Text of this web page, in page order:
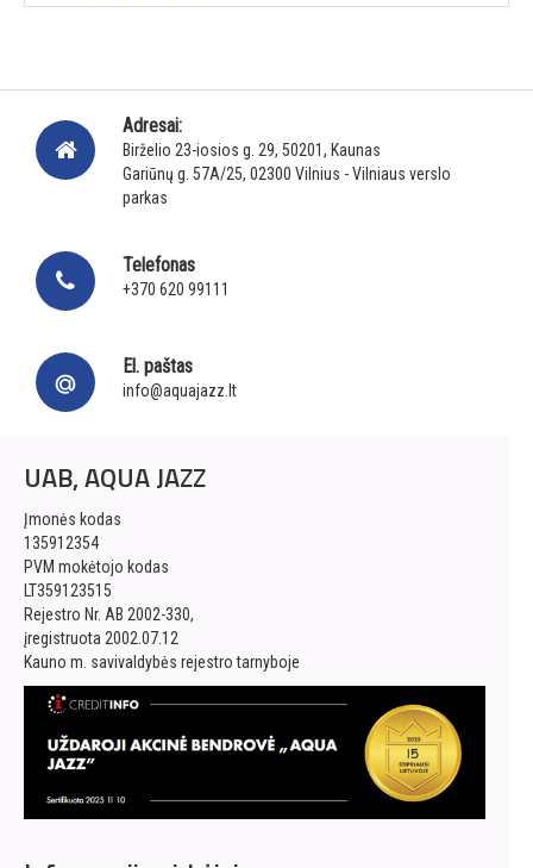
Adresai:
Birželio 23-iosios g. 29, 50201, Kaunas
Gariūnų g. 57A/25, 02300 Vilnius - Vilniaus verslo
parkas
Telefonas
+370 620 99111
El. paštas
info@aquajazz.lt
UAB, AQUA JAZZ
Įmonės kodas
135912354
PVM mokėtojo kodas
LT359123515
Rejestro Nr. AB 2002-330,
įregistruota 2002.07.12
Kauno m. savivaldybės rejestro tarnyboje